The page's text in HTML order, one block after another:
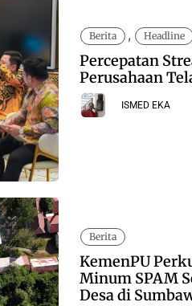
Berita , Headline
Percepatan
Perusahaan
ISMED EKA
Berita
KemenPU
Minum SPAM
Desa di